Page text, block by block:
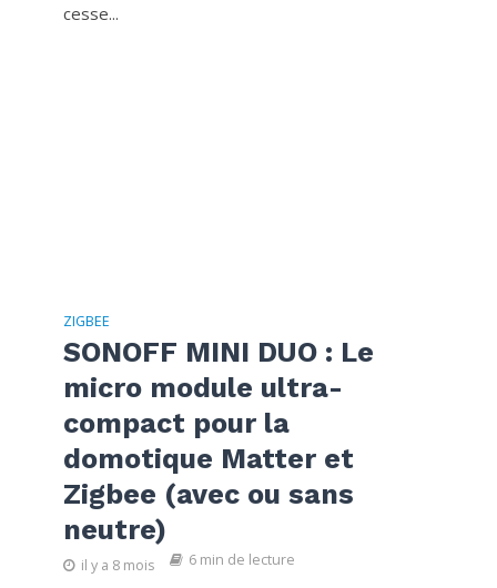
cesse...
ZIGBEE
SONOFF MINI DUO : Le
micro module ultra-
compact pour la
domotique Matter et
Zigbee (avec ou sans
neutre)
il y a 8 mois 6 min de lecture